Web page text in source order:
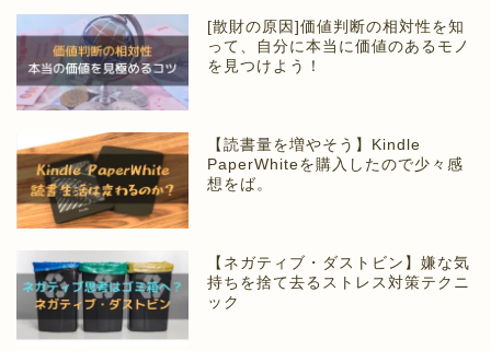
[散財の原因]価値判断の相対性を知
って、自分に本当に価値のあるモノ
を見つけよう！
【読書量を増やそう】Kindle
PaperWhiteを購入したので少々感
想をば。
【ネガティブ・ダストビン】嫌な気
持ちを捨て去るストレス対策テクニ
ック